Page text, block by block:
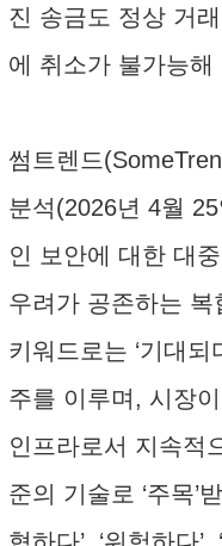
진 송금도 정상 거
에 취소가 불가능
썸트렌드
분석(2026년 4월
인 보안에 대한 대
우려가 공존하는
키워드로는 ‘기대되
주를 이루며, 시장
인프라로서 지속적
준의 기술로 ‘주목’